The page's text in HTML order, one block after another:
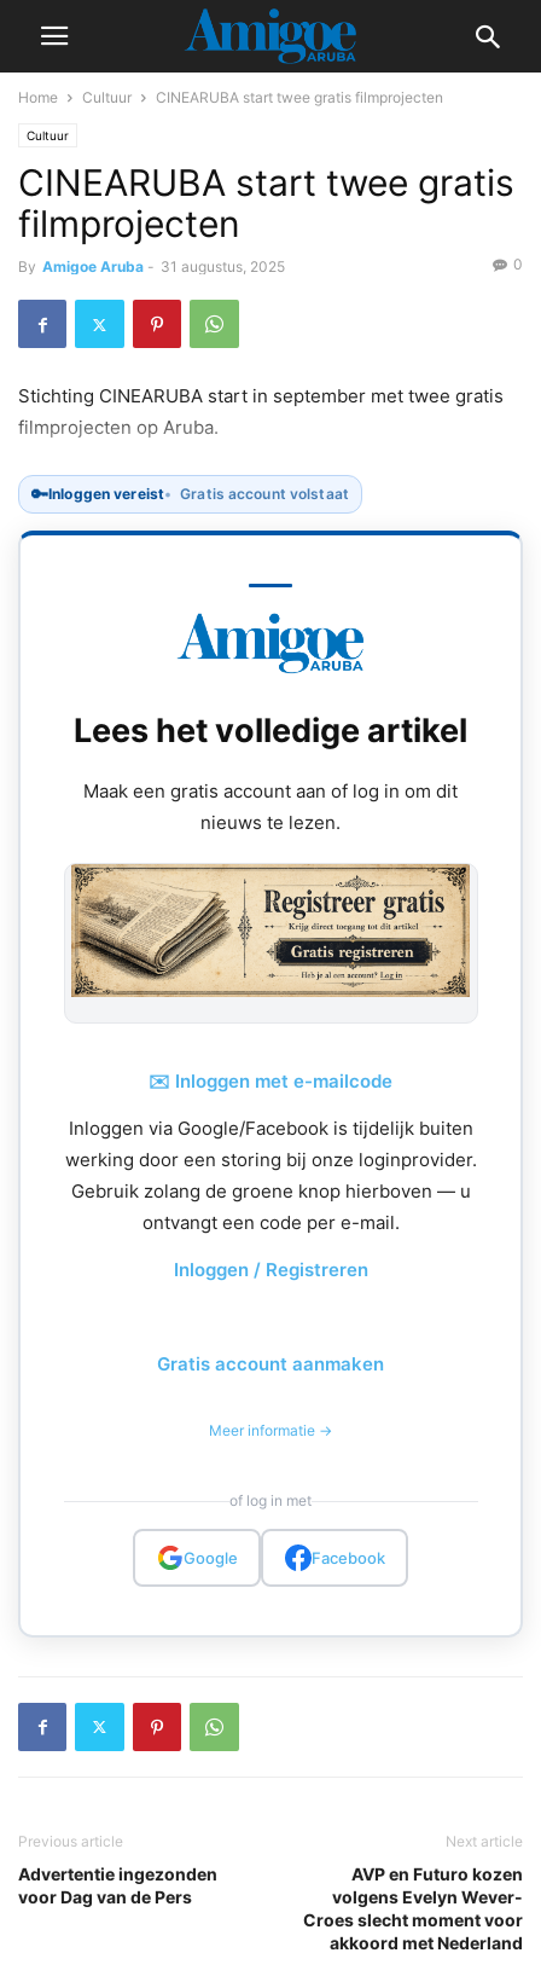
Home Cultuur CINEARUBA start twee gratis filmprojecten
Cultuur
CINEARUBA start twee gratis
filmprojecten
By Amigoe Aruba - 31 augustus, 2025 0
Stichting CINEARUBA start in september met twee gratis
filmprojecten op Aruba.
🔑Inloggen vereist Gratis account volstaat
Lees het volledige artikel
Maak een gratis account aan of log in om dit
nieuws te lezen.
✉️ Inloggen met e-mailcode
Inloggen via Google/Facebook is tijdelijk buiten
werking door een storing bij onze loginprovider.
Gebruik zolang de groene knop hierboven — u
ontvangt een code per e-mail.
Inloggen / Registreren
Gratis account aanmaken
Meer informatie →
of log in met
Google Facebook
Previous article
Advertentie ingezonden
voor Dag van de Pers
Next article
AVP en Futuro kozen
volgens Evelyn Wever-
Croes slecht moment voor
akkoord met Nederland